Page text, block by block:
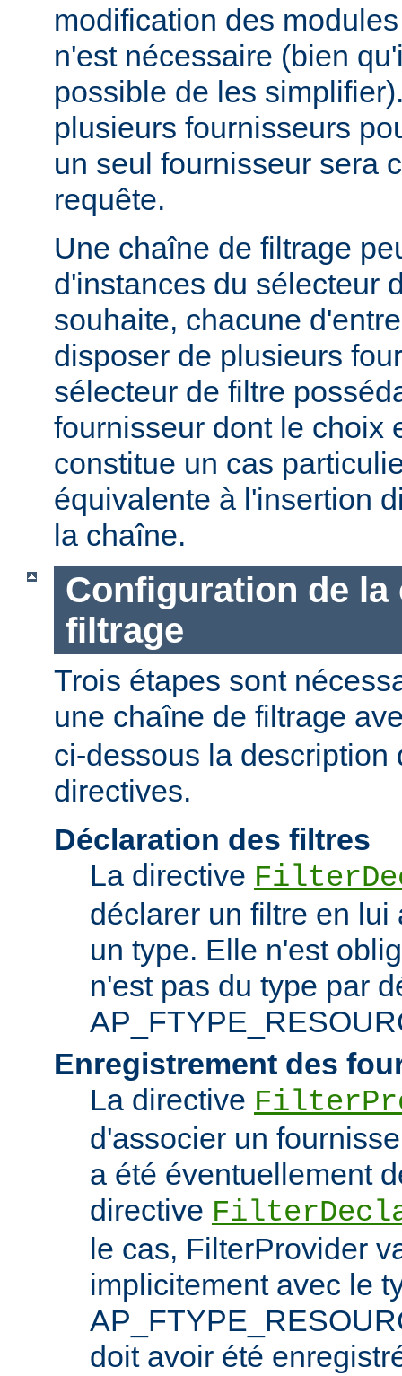
modification des
n'est nécessaire (bien
possible de les
plusieurs fournisseurs
un seul fournisseur sera
requête.
Une chaîne de filtrage
d'instances du sélecteur
souhaite, chacune
disposer de plusieurs
sélecteur de filtre
fournisseur dont le choix
constitue un cas
équivalente à l'insertion
la chaîne.
Configuration de la
filtrage
Trois étapes sont
une chaîne de filtrage
ci-dessous la description
directives.
Déclaration des filtres
La directive
déclarer un filtre en
un type. Elle n'est
n'est pas du type par
Enregistrement des
La directive
d'associer un
a été éventuellement
directive
le cas, FilterProvider
implicitement avec le
doit avoir été